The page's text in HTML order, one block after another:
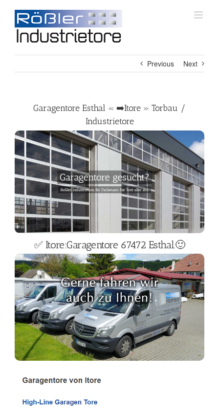
content
Previous Next
Garagentore Esthal « ➡️Itore » Torbau /
Industrietore
✅ Itore:Garagentore 67472 Esthal.🙂